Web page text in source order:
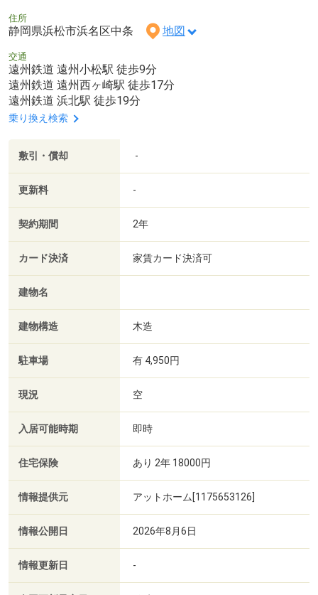
住所
静岡県浜松市浜名区中条 地図
交通
遠州鉄道 遠州小松駅 徒歩9分
遠州鉄道 遠州西ヶ崎駅 徒歩17分
遠州鉄道 浜北駅 徒歩19分
乗り換え検索
敷引・償却 -
更新料 -
契約期間 2年
カード決済 家賃カード決済可
建物名
建物構造 木造
駐車場 有 4,950円
現況 空
入居可能時期 即時
住宅保険 あり 2年 18000円
情報提供元 アットホーム[1175653126]
情報公開日 2026年8月6日
情報更新日 -